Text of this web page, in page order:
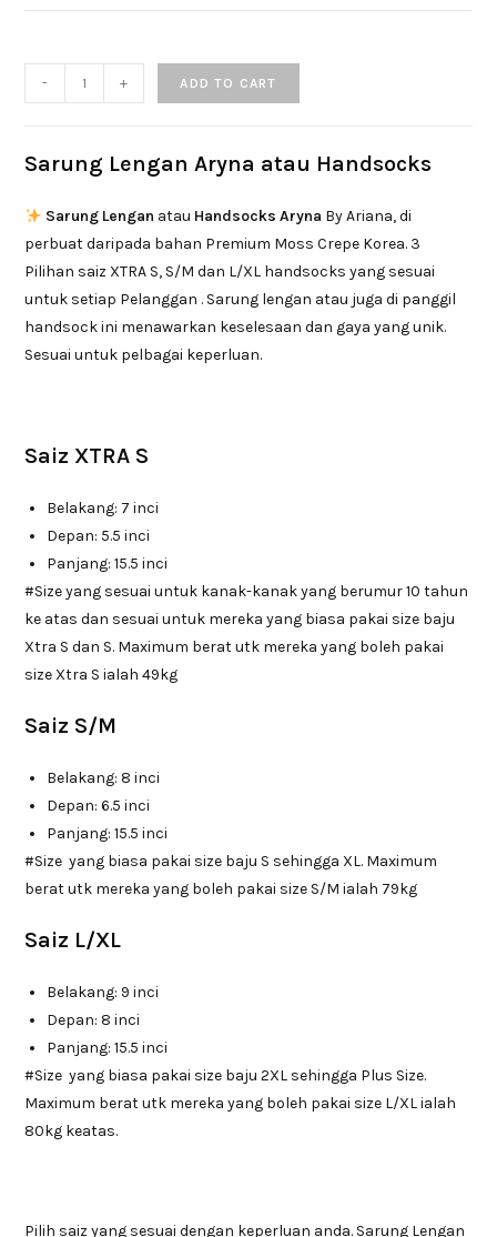
- + ADD TO CART
Sarung Lengan Aryna atau Handsocks
Sarung Lengan atau Handsocks Aryna By Ariana, di
perbuat daripada bahan Premium Moss Crepe Korea. 3
Pilihan saiz XTRA S, S/M dan L/XL handsocks yang sesuai
untuk setiap Pelanggan . Sarung lengan atau juga di panggil
handsock ini menawarkan keselesaan dan gaya yang unik.
Sesuai untuk pelbagai keperluan.
Saiz XTRA S
Belakang: 7 inci
Depan: 5.5 inci
Panjang: 15.5 inci
#Size yang sesuai untuk kanak-kanak yang berumur 10 tahun
ke atas dan sesuai untuk mereka yang biasa pakai size baju
Xtra S dan S. Maximum berat utk mereka yang boleh pakai
size Xtra S ialah 49kg
Saiz S/M
Belakang: 8 inci
Depan: 6.5 inci
Panjang: 15.5 inci
#Size yang biasa pakai size baju S sehingga XL. Maximum
berat utk mereka yang boleh pakai size S/M ialah 79kg
Saiz L/XL
Belakang: 9 inci
Depan: 8 inci
Panjang: 15.5 inci
#Size yang biasa pakai size baju 2XL sehingga Plus Size.
Maximum berat utk mereka yang boleh pakai size L/XL ialah
80kg keatas.
Pilih saiz yang sesuai dengan keperluan anda. Sarung Lengan